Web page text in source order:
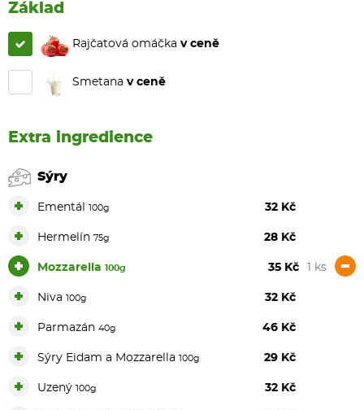
Základ
Rajčatová omáčka v ceně
Smetana v ceně
Extra ingredience
Sýry
Ementál 100g 32 Kč
Hermelín 75g 28 Kč
+ Mozzarella 100g 35 Kč 1 ks -
Niva 100g 32 Kč
Parmazán 40g 46 Kč
Sýry Eidam a Mozzarella 100g 29 Kč
Uzený 100g 32 Kč